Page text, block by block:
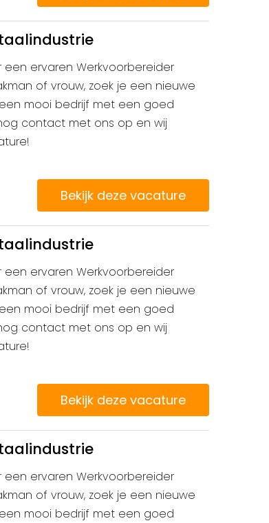
een ervaren Werkvoorbereider
of vrouw, zoek je een nieuwe
mooi bedrijf met een goed
contact met ons op en wij
Bekijk deze vacature
een ervaren Werkvoorbereider
of vrouw, zoek je een nieuwe
mooi bedrijf met een goed
contact met ons op en wij
Bekijk deze vacature
een ervaren Werkvoorbereider
of vrouw, zoek je een nieuwe
mooi bedrijf met een goed